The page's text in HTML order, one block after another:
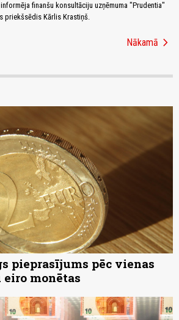
informēja finanšu konsultāciju uzņēmuma "Prudentia"
priekšsēdis Kārlis Krastiņš.
Nākamā chevron_right
pieprasījums pēc vienas
monētas